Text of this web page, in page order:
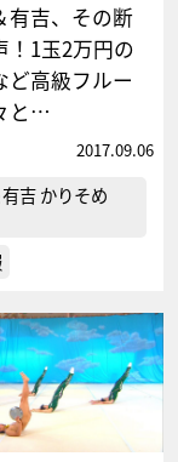
有吉、その断
！1玉2万円の
ど高級フルー
と…
2017.09.06
吉 かりそめ